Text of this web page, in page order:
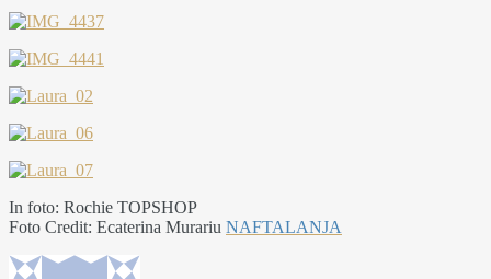
In foto: Rochie TOPSHOP
Foto Credit: Ecaterina Murariu NAFTALANJA